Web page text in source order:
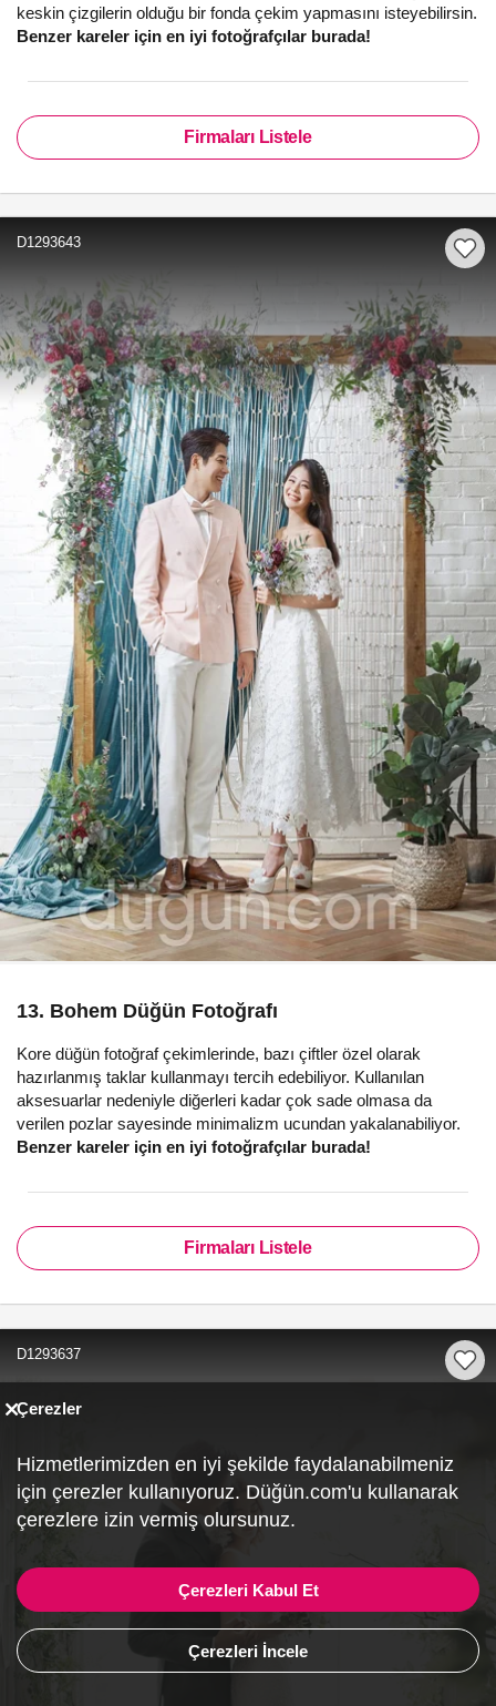
keskin çizgilerin olduğu bir fonda çekim yapmasını isteyebilirsin.
Benzer kareler için en iyi fotoğrafçılar burada!
Firmaları Listele
D1293643
13. Bohem Düğün Fotoğrafı
Kore düğün fotoğraf çekimlerinde, bazı çiftler özel olarak
hazırlanmış taklar kullanmayı tercih edebiliyor. Kullanılan
aksesuarlar nedeniyle diğerleri kadar çok sade olmasa da
verilen pozlar sayesinde minimalizm ucundan yakalanabiliyor.
Benzer kareler için en iyi fotoğrafçılar burada!
Firmaları Listele
D1293637
Çerezler
Hizmetlerimizden en iyi şekilde faydalanabilmeniz
için çerezler kullanıyoruz. Düğün.com'u kullanarak
çerezlere izin vermiş olursunuz.
Çerezleri Kabul Et
Çerezleri İncele